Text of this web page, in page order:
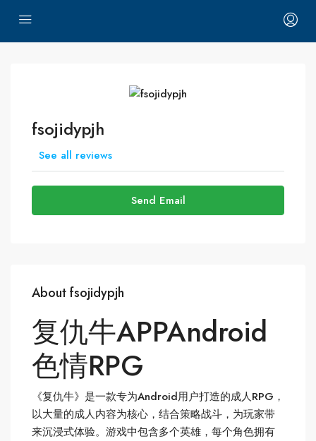
fsojidypjh
See all reviews
Send Email
About fsojidypjh
复仇牛APPAndroid
色情RPG
《复仇牛》是一款专为Android用户打造的成人RPG，
以大量的成人内容为核心，结合策略战斗，为玩家带
来沉浸式体验。游戏中包含多个英雄，每个角色拥有